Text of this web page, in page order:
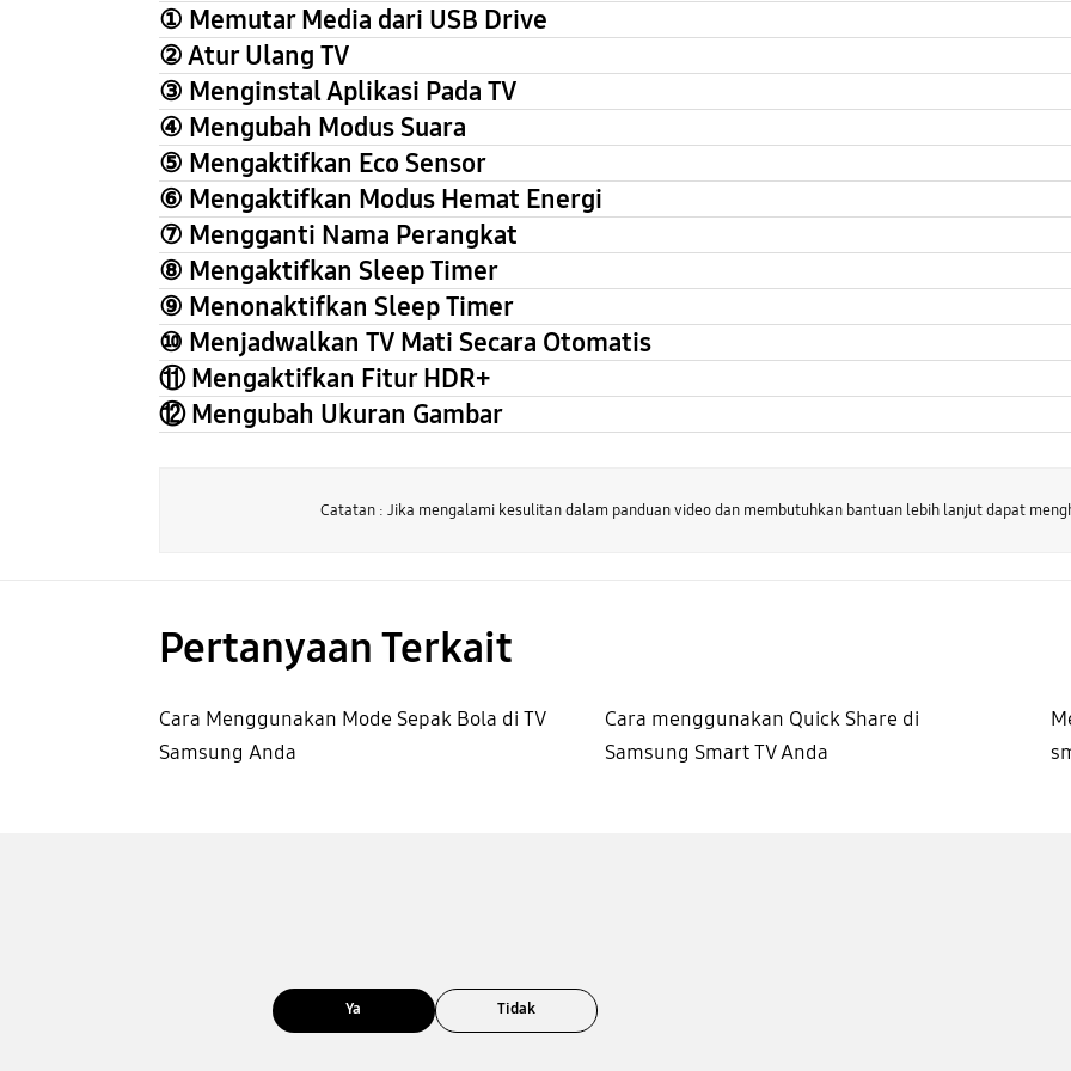
① Memutar Media dari USB Drive
② Atur Ulang TV
③ Menginstal Aplikasi Pada TV
④ Mengubah Modus Suara
⑤ Mengaktifkan Eco Sensor
⑥ Mengaktifkan Modus Hemat Energi
⑦ Mengganti Nama Perangkat
⑧ Mengaktifkan Sleep Timer
⑨ Menonaktifkan Sleep Timer
⑩ Menjadwalkan TV Mati Secara Otomatis
⑪ Mengaktifkan Fitur HDR+
⑫ Mengubah Ukuran Gambar
Catatan : Jika mengalami kesulitan dalam panduan video dan membutuhkan bantuan lebih lanjut dapat
Pertanyaan Terkait
Cara Menggunakan Mode Sepak Bola di TV
Samsung Anda
Cara menggunakan Quick Share di
Samsung Smart TV Anda
Ya Tidak